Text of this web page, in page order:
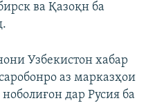
ва Қазоқн ба
Узбекистон хабар
аз марказҳои
дар Русия ба